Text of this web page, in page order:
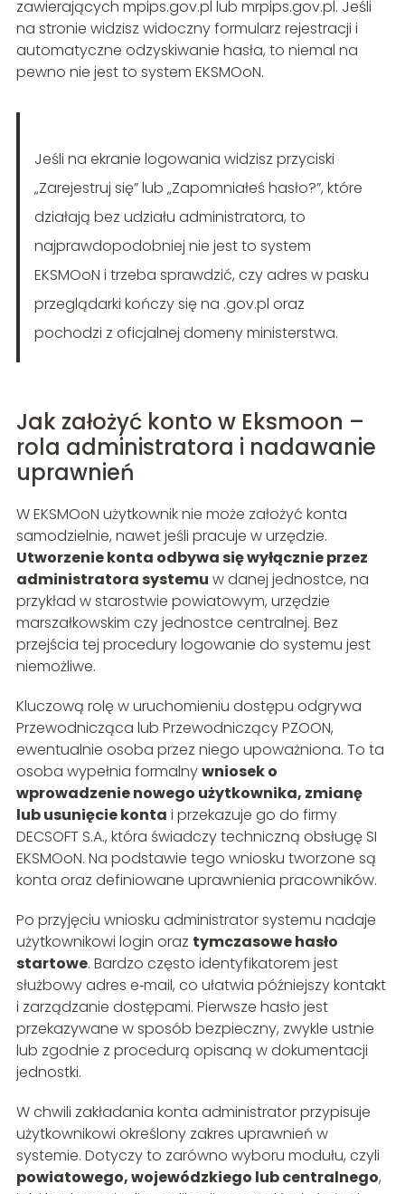
zawierających mpips.gov.pl lub mrpips.gov.pl. Jeśli
na stronie widzisz widoczny formularz rejestracji i
automatyczne odzyskiwanie hasła, to niemal na
pewno nie jest to system EKSMOoN.
Jeśli na ekranie logowania widzisz przyciski
„Zarejestruj się” lub „Zapomniałeś hasło?”, które
działają bez udziału administratora, to
najprawdopodobniej nie jest to system
EKSMOoN i trzeba sprawdzić, czy adres w pasku
przeglądarki kończy się na .gov.pl oraz
pochodzi z oficjalnej domeny ministerstwa.
Jak założyć konto w Eksmoon –
rola administratora i nadawanie
uprawnień
W EKSMOoN użytkownik nie może założyć konta
samodzielnie, nawet jeśli pracuje w urzędzie.
Utworzenie konta odbywa się wyłącznie przez
administratora systemu w danej jednostce, na
przykład w starostwie powiatowym, urzędzie
marszałkowskim czy jednostce centralnej. Bez
przejścia tej procedury logowanie do systemu jest
niemożliwe.
Kluczową rolę w uruchomieniu dostępu odgrywa
Przewodnicząca lub Przewodniczący PZOON,
ewentualnie osoba przez niego upoważniona. To ta
osoba wypełnia formalnywniosek o
wprowadzenie nowego użytkownika, zmianę
lub usunięcie konta i przekazuje go do firmy
DECSOFT S.A., która świadczy techniczną obsługę SI
EKSMOoN. Na podstawie tego wniosku tworzone są
konta oraz definiowane uprawnienia pracowników.
Po przyjęciu wniosku administrator systemu nadaje
użytkownikowi login oraz tymczasowe hasło
startowe. Bardzo często identyfikatorem jest
służbowy adres e‑mail, co ułatwia późniejszy kontakt
i zarządzanie dostępami. Pierwsze hasło jest
przekazywane w sposób bezpieczny, zwykle ustnie
lub zgodnie z procedurą opisaną w dokumentacji
jednostki.
W chwili zakładania konta administrator przypisuje
użytkownikowi określony zakres uprawnień w
systemie. Dotyczy to zarówno wyboru modułu, czyli
powiatowego, wojewódzkiego lub centralnego,